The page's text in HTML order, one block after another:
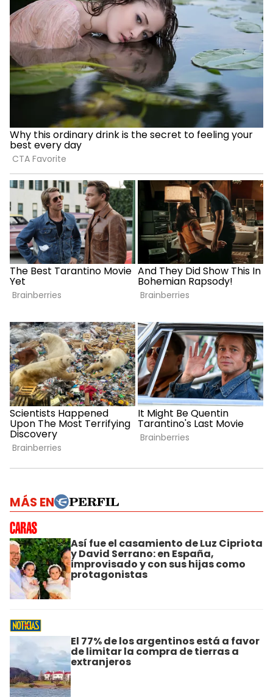
MÁS EN
Así fue el casamiento de Luz Cipriota
y David Serrano: en España,
improvisado y con sus hijas como
protagonistas
El 77% de los argentinos está a favor
de limitar la compra de tierras a
extranjeros